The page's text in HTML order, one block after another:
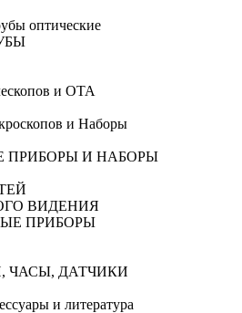
оптические
и ОТА
и Наборы
ПРИБОРЫ И НАБОРЫ
ВИДЕНИЯ
ПРИБОРЫ
ЧАСЫ, ДАТЧИКИ
и литература